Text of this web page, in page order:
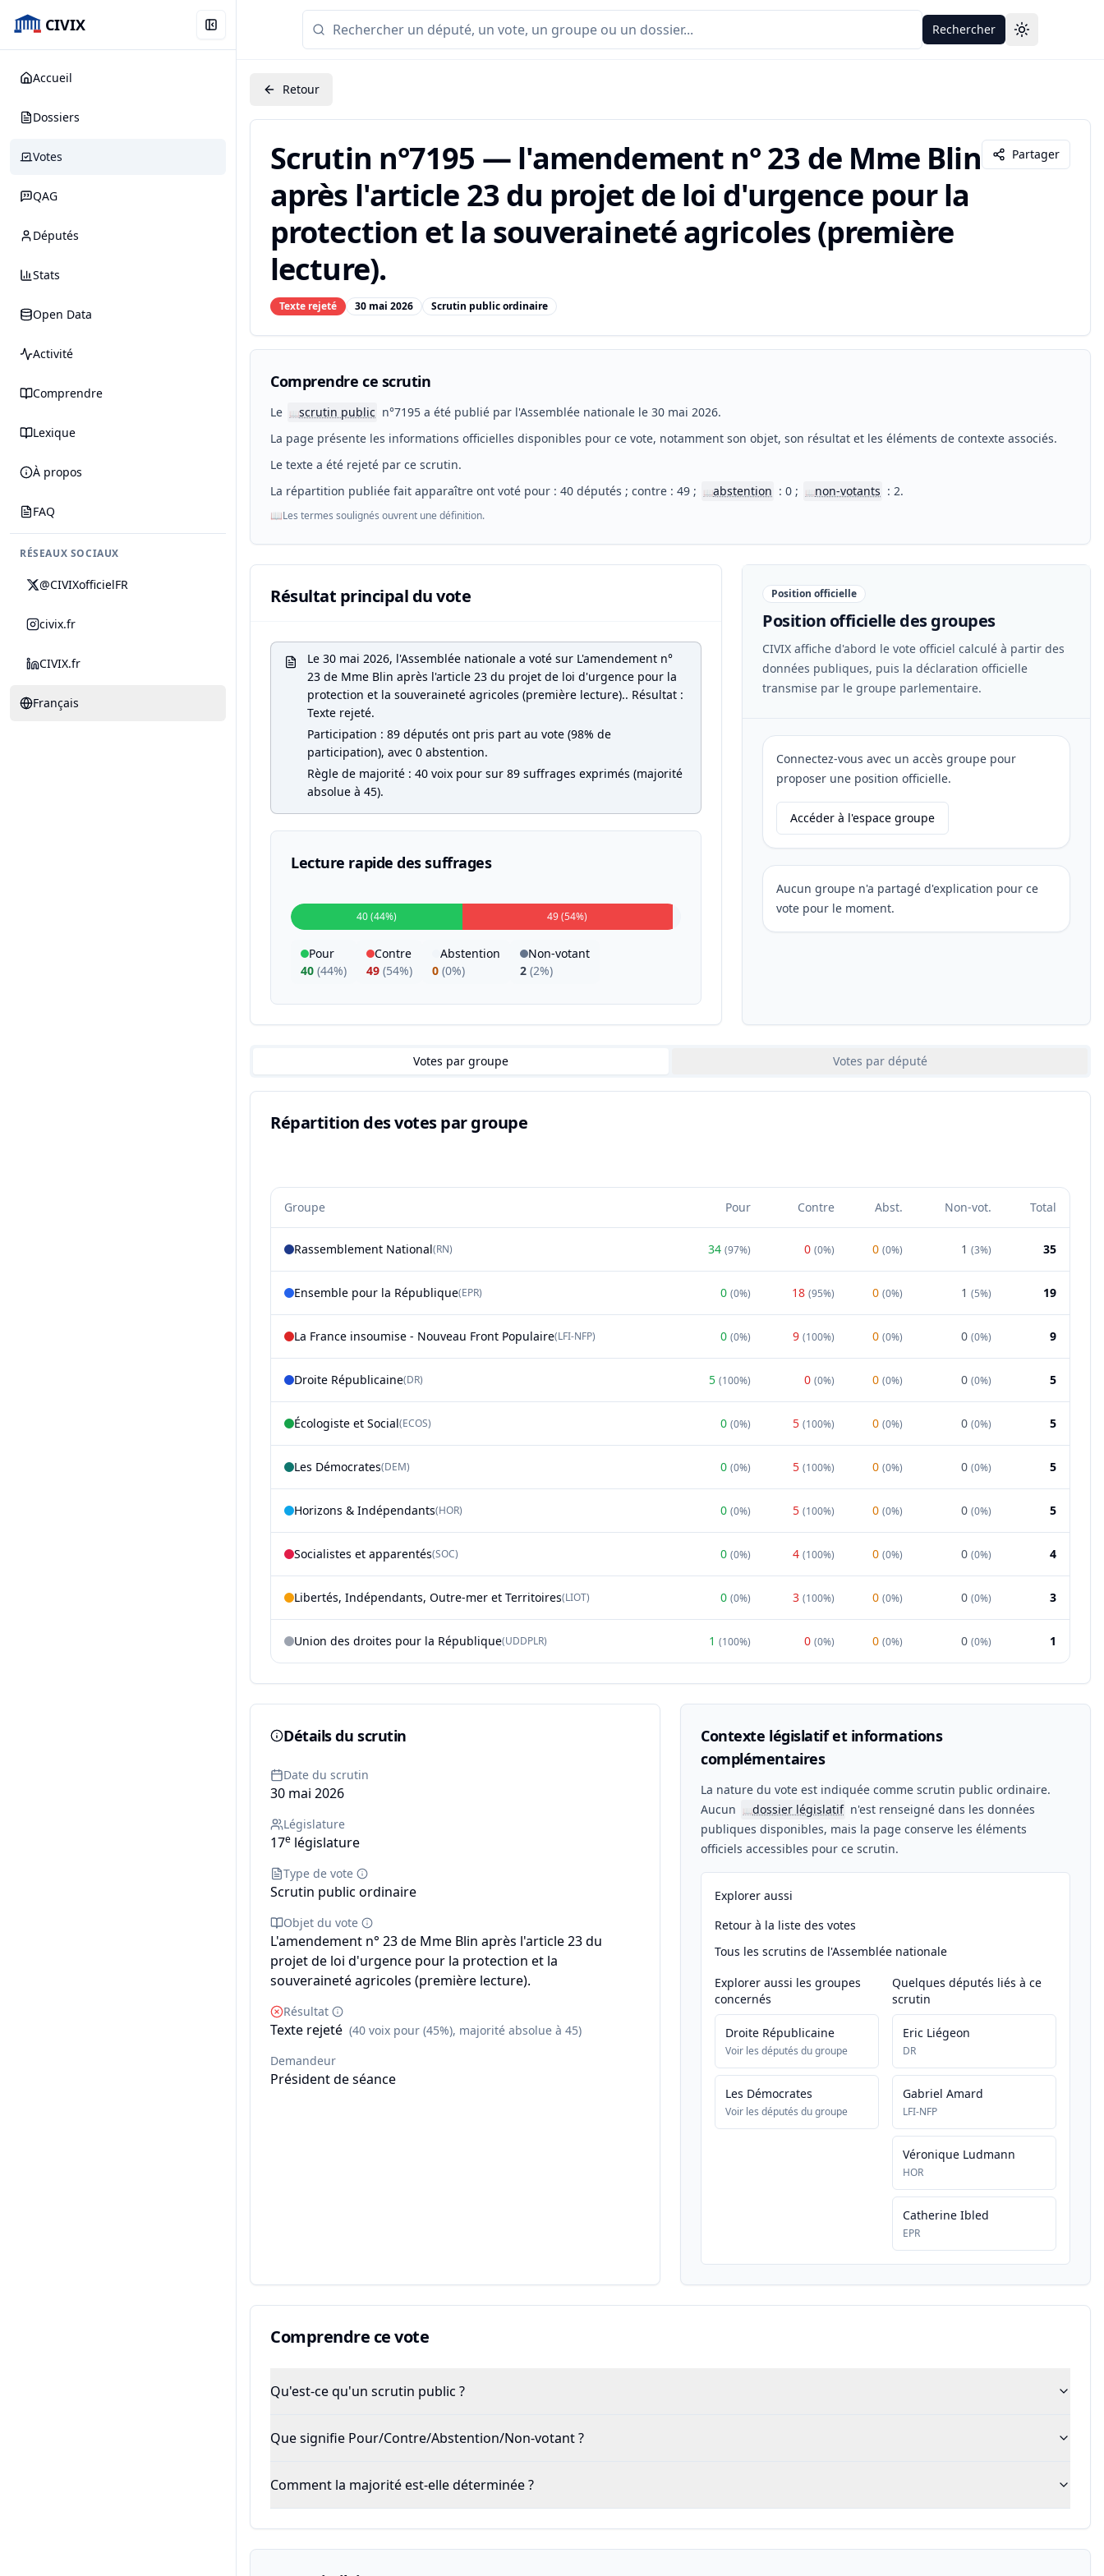
CIVIX
Accueil
Dossiers
Votes
QAG
Députés
Stats
Open Data
Activité
Comprendre
Lexique
À propos
FAQ
RÉSEAUX SOCIAUX
@CIVIXofficielFR
civix.fr
CIVIX.fr
Français
Rechercher Toggle theme
Retour
Scrutin n°7195 — l'amendement n° 23 de Mme Blin
après l'article 23 du projet de loi d'urgence pour la
protection et la souveraineté agricoles (première
lecture).
Texte rejeté 30 mai 2026 Scrutin public ordinaire
Partager
Comprendre ce scrutin
Le 📖scrutin public n°7195 a été publié par l'Assemblée nationale le 30 mai 2026.
La page présente les informations officielles disponibles pour ce vote, notamment son objet, son résultat et les éléments de contexte associés.
Le texte a été rejeté par ce scrutin.
La répartition publiée fait apparaître ont voté pour : 40 députés ; contre : 49 ;
📖abstention : 0 ; 📖non-votants : 2.
📖Les termes soulignés ouvrent une définition.
Résultat principal du vote
Le 30 mai 2026, l'Assemblée nationale a voté sur L'amendement n°
23 de Mme Blin après l'article 23 du projet de loi d'urgence pour la
protection et la souveraineté agricoles (première lecture).. Résultat :
Texte rejeté.
Participation : 89 députés ont pris part au vote (98% de
participation), avec 0 abstention.
Règle de majorité : 40 voix pour sur 89 suffrages exprimés (majorité
absolue à 45).
Lecture rapide des suffrages
40 (44%) 49 (54%)
Pour
40 (44%)
Contre
49 (54%)
Abstention
0 (0%)
Non-votant
2 (2%)
Position officielle
Position officielle des groupes
CIVIX affiche d'abord le vote officiel calculé à partir des
données publiques, puis la déclaration officielle
transmise par le groupe parlementaire.
Connectez-vous avec un accès groupe pour
proposer une position officielle.
Accéder à l'espace groupe
Aucun groupe n'a partagé d'explication pour ce
vote pour le moment.
Votes par groupe Votes par député
Répartition des votes par groupe
Groupe Pour Contre Abst. Non-vot. Total
Rassemblement National(RN) 34 (97%) 0 (0%) 0 (0%) 1 (3%) 35
Ensemble pour la République(EPR) 0 (0%) 18 (95%) 0 (0%) 1 (5%) 19
La France insoumise - Nouveau Front Populaire(LFI-NFP) 0 (0%) 9 (100%) 0 (0%) 0 (0%) 9
Droite Républicaine(DR) 5 (100%) 0 (0%) 0 (0%) 0 (0%) 5
Écologiste et Social(ECOS) 0 (0%) 5 (100%) 0 (0%) 0 (0%) 5
Les Démocrates(DEM) 0 (0%) 5 (100%) 0 (0%) 0 (0%) 5
Horizons & Indépendants(HOR) 0 (0%) 5 (100%) 0 (0%) 0 (0%) 5
Socialistes et apparentés(SOC) 0 (0%) 4 (100%) 0 (0%) 0 (0%) 4
Libertés, Indépendants, Outre-mer et Territoires(LIOT) 0 (0%) 3 (100%) 0 (0%) 0 (0%) 3
Union des droites pour la République(UDDPLR) 1 (100%) 0 (0%) 0 (0%) 0 (0%) 1
Détails du scrutin
Date du scrutin
30 mai 2026
Législature
17e législature
Type de vote
Scrutin public ordinaire
Objet du vote
L'amendement n° 23 de Mme Blin après l'article 23 du
projet de loi d'urgence pour la protection et la
souveraineté agricoles (première lecture).
Résultat
Texte rejeté (40 voix pour (45%), majorité absolue à 45)
Demandeur
Président de séance
Contexte législatif et informations
complémentaires
La nature du vote est indiquée comme scrutin public ordinaire.
Aucun
📖dossier législatif n'est renseigné dans les données
publiques disponibles, mais la page conserve les éléments
officiels accessibles pour ce scrutin.
Explorer aussi
Retour à la liste des votes
Tous les scrutins de l'Assemblée nationale
Explorer aussi les groupes
concernés
Droite Républicaine
Voir les députés du groupe
Les Démocrates
Voir les députés du groupe
Quelques députés liés à ce
scrutin
Eric Liégeon
DR
Gabriel Amard
LFI-NFP
Véronique Ludmann
HOR
Catherine Ibled
EPR
Comprendre ce vote
Qu'est-ce qu'un scrutin public ?
Que signifie Pour/Contre/Abstention/Non-votant ?
Comment la majorité est-elle déterminée ?